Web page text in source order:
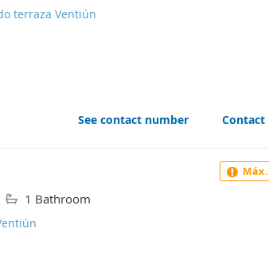
terraza Ventiún
See contact number Contact
1 Bathroom